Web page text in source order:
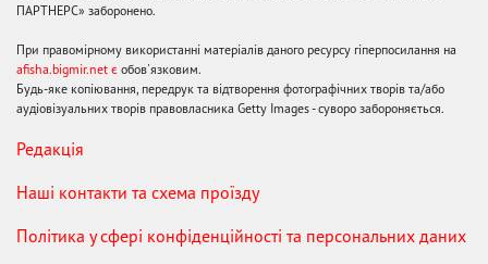
ПАРТНЕРС» заборонено.
При правомірному використанні матеріалів даного ресурсу гіперпосилання на
afisha.bigmir.net є обов'язковим.
Будь-яке копіювання, передрук та відтворення фотографічних творів та/або
аудіовізуальних творів правовласника Getty Images - суворо забороняється.
Редакція
Наші контакти та схема проїзду
Політика у сфері конфіденційності та персональних даних